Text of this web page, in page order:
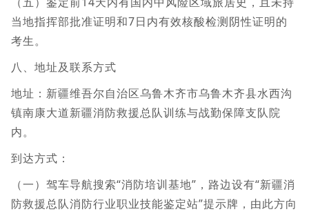
当地指挥部批准证明和7日内有效核酸检测阴性证明的
考生。
八、地址及联系方式
地址：新疆维吾尔自治区乌鲁木齐市乌鲁木齐县水西沟
镇南康大道新疆消防救援总队训练与战勤保障支队院
内。
到达方式：
（一）驾车导航搜索“消防培训基地”，路边设有“新疆消
防救援总队消防行业职业技能鉴定站”提示牌，由此方向